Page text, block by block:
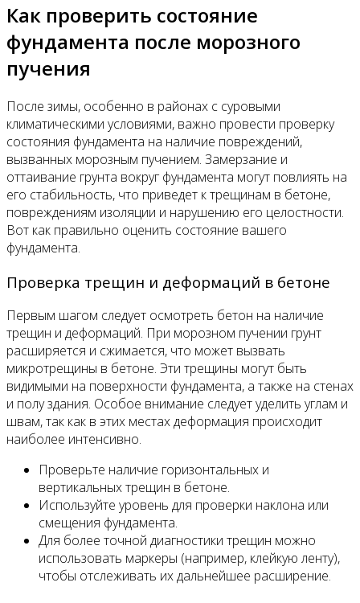
Как проверить состояние
фундамента после морозного
пучения
После зимы, особенно в районах с суровыми
климатическими условиями, важно провести проверку
состояния фундамента на наличие повреждений,
вызванных морозным пучением. Замерзание и
оттаивание грунта вокруг фундамента могут повлиять на
его стабильность, что приведет к трещинам в бетоне,
повреждениям изоляции и нарушению его целостности.
Вот как правильно оценить состояние вашего
фундамента.
Проверка трещин и деформаций в бетоне
Первым шагом следует осмотреть бетон на наличие
трещин и деформаций. При морозном пучении грунт
расширяется и сжимается, что может вызвать
микротрещины в бетоне. Эти трещины могут быть
видимыми на поверхности фундамента, а также на стенах
и полу здания. Особое внимание следует уделить углам и
швам, так как в этих местах деформация происходит
наиболее интенсивно.
Проверьте наличие горизонтальных и
вертикальных трещин в бетоне.
Используйте уровень для проверки наклона или
смещения фундамента.
Для более точной диагностики трещин можно
использовать маркеры (например, клейкую ленту),
чтобы отслеживать их дальнейшее расширение.